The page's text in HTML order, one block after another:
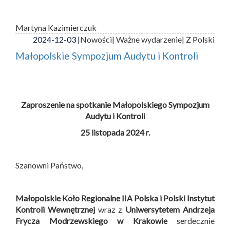
Martyna Kazimierczuk
2024-12-03 |Nowości| Ważne wydarzenie| Z Polski
Małopolskie Sympozjum Audytu i Kontroli
Zaproszenie na spotkanie Małopolskiego Sympozjum
Audytu i Kontroli
25 listopada 2024 r.
Szanowni Państwo,
Małopolskie Koło Regionalne IIA Polska i Polski Instytut
Kontroli Wewnętrznejwraz z Uniwersytetem Andrzeja
Frycza Modrzewskiego w Krakowieserdecznie